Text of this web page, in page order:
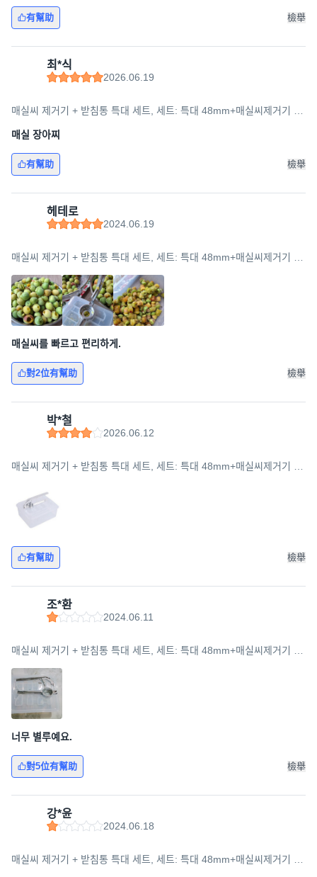
有幫助 檢舉
최*식
2026.06.19
매실씨 제거기 + 받침통 특대 세트, 세트: 특대 48mm+매실씨제거기 받
매실 장아찌
有幫助 檢舉
헤테로
2024.06.19
매실씨 제거기 + 받침통 특대 세트, 세트: 특대 48mm+매실씨제거기 받
매실씨를 빠르고 편리하게.
對2位有幫助 檢舉
박*철
2026.06.12
매실씨 제거기 + 받침통 특대 세트, 세트: 특대 48mm+매실씨제거기 받
有幫助 檢舉
조*환
2024.06.11
매실씨 제거기 + 받침통 특대 세트, 세트: 특대 48mm+매실씨제거기 받
너무 별루예요.
對5位有幫助 檢舉
강*윤
2024.06.18
매실씨 제거기 + 받침통 특대 세트, 세트: 특대 48mm+매실씨제거기 받